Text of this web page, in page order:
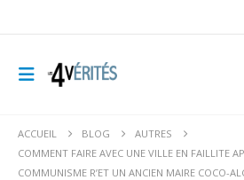
ACCUEIL BLOG
AUTRES
COMMENT FAIRE AVEC UNE VILLE EN FAILLITE
COMMUNISME R’ET UN ANCIEN MAIRE COCO-